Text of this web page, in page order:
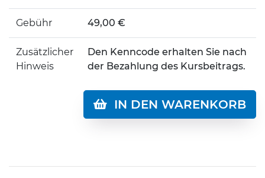
Gebühr 49,00 €
Zusätzlicher
Hinweis
Den Kenncode erhalten Sie nach
der Bezahlung des Kursbeitrags.
IN DEN WARENKORB